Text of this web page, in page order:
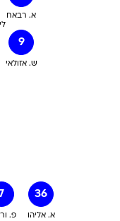
א. רבאח
9
ש. אזולאי
פ.
36
א. אליהו